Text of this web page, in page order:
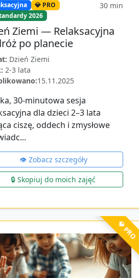
💎 PRO
2026
30 min
Ziemi — Relaksacyjna
po planecie
Dzień Ziemi
2-3 lata
15.11.2025
30‑minutowa sesja
dla dzieci 2–3 lata
ciszę, oddech i zmysłowe
👁️ Zobacz szczegóły
🔒 Skopiuj do moich zajęć
💎 PRO